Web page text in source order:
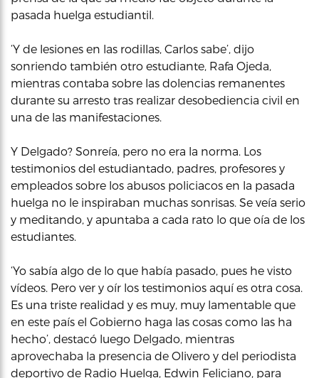
pasada huelga estudiantil.
‘Y de lesiones en las rodillas, Carlos sabe’, dijo
sonriendo también otro estudiante, Rafa Ojeda,
mientras contaba sobre las dolencias remanentes
durante su arresto tras realizar desobediencia civil en
una de las manifestaciones.
Y Delgado? Sonreía, pero no era la norma. Los
testimonios del estudiantado, padres, profesores y
empleados sobre los abusos policiacos en la pasada
huelga no le inspiraban muchas sonrisas. Se veía serio
y meditando, y apuntaba a cada rato lo que oía de los
estudiantes.
‘Yo sabía algo de lo que había pasado, pues he visto
vídeos. Pero ver y oír los testimonios aquí es otra cosa.
Es una triste realidad y es muy, muy lamentable que
en este país el Gobierno haga las cosas como las ha
hecho’, destacó luego Delgado, mientras
aprovechaba la presencia de Olivero y del periodista
deportivo de Radio Huelga, Edwin Feliciano, para